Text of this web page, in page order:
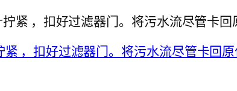
紧 ，扣好过滤器门。将污水流尽管卡